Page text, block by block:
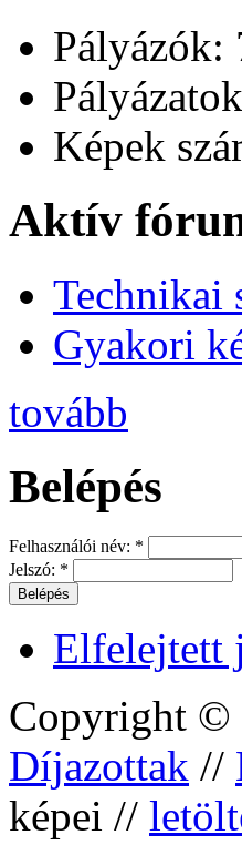
Pályázók:
Képek
Aktív
Technikai
Gyakori
tovább
Belépés
Felhasználói név: *
Jelszó: *
Elfelejtett
Copyright ©
Díjazottak //
képei //